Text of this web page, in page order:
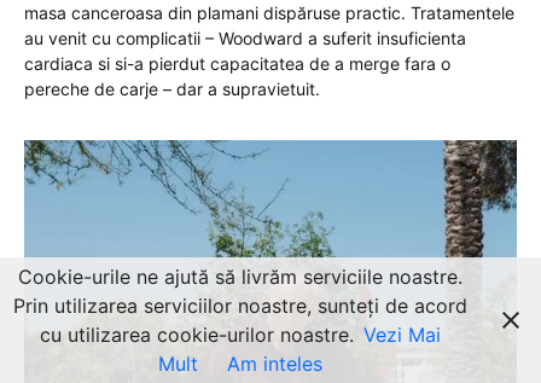
masa canceroasa din plamani dispăruse practic. Tratamentele
au venit cu complicatii – Woodward a suferit insuficienta
cardiaca si si-a pierdut capacitatea de a merge fara o
pereche de carje – dar a supravietuit.
Cookie-urile ne ajută să livrăm serviciile noastre.
Prin utilizarea serviciilor noastre, sunteți de acord
cu utilizarea cookie-urilor noastre. Vezi Mai
Mult
Am inteles